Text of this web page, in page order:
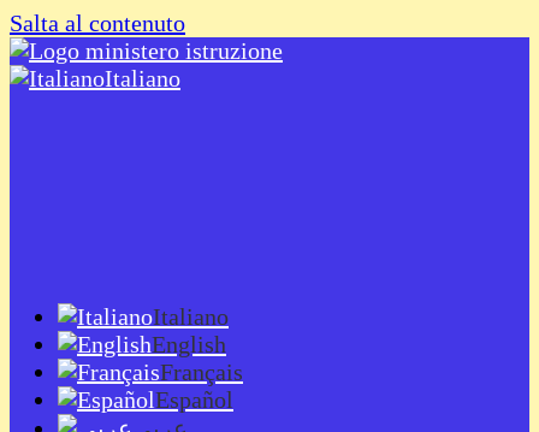
Salta al contenuto
Italiano
Italiano
English
Français
Español